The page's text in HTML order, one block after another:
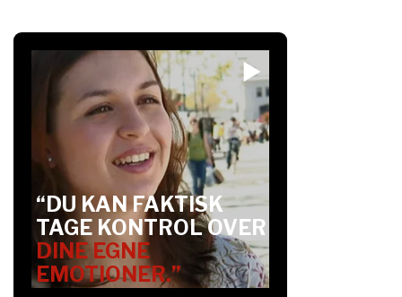
“DU KAN FAKTISK
TAGE KONTROL OVER
DINE EGNE
EMOTIONER.”